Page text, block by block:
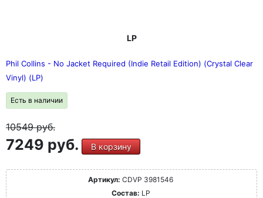
LP
Phil Collins - No Jacket Required (Indie Retail Edition) (Crystal Clear
Vinyl) (LP)
Есть в наличии
10549руб.
7249 руб. В корзину
Артикул: CDVP 3981546
Состав: LP